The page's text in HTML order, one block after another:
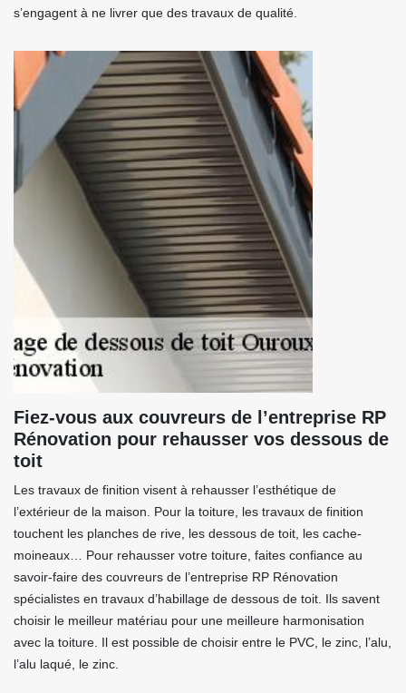
s’engagent à ne livrer que des travaux de qualité.
Fiez-vous aux couvreurs de l’entreprise RP
Rénovation pour rehausser vos dessous de
toit
Les travaux de finition visent à rehausser l’esthétique de
l’extérieur de la maison. Pour la toiture, les travaux de finition
touchent les planches de rive, les dessous de toit, les cache-
moineaux… Pour rehausser votre toiture, faites confiance au
savoir-faire des couvreurs de l’entreprise RP Rénovation
spécialistes en travaux d’habillage de dessous de toit. Ils savent
choisir le meilleur matériau pour une meilleure harmonisation
avec la toiture. Il est possible de choisir entre le PVC, le zinc, l’alu,
l’alu laqué, le zinc.